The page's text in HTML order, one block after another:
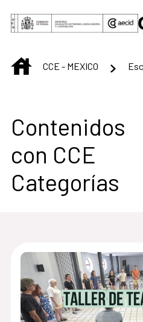
Saltar al contenido principal
INICIOCCE - MEXICO
Centro
Contenidos
con CCE
Categorías